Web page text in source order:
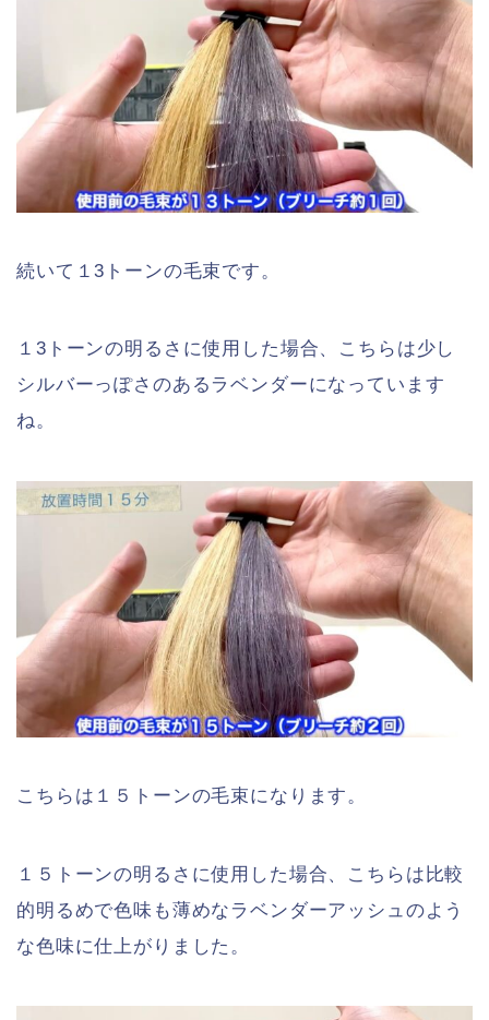
続いて１3トーンの毛束です。
１3トーンの明るさに使用した場合、こちらは少し
シルバーっぽさのあるラベンダーになっています
ね。
こちらは１５トーンの毛束になります。
１５トーンの明るさに使用した場合、こちらは比較
的明るめで色味も薄めなラベンダーアッシュのよう
な色味に仕上がりました。